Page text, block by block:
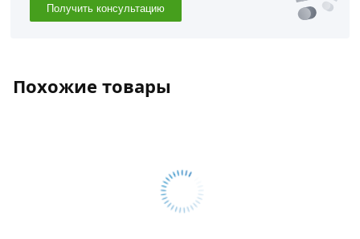
Получить консультацию
Похожие товары